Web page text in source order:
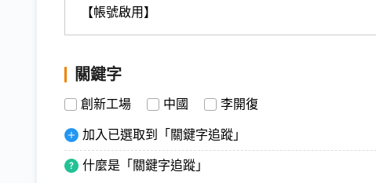
【帳號啟用】
關鍵字
創新工場 中國 李開復
加入已選取到「關鍵字追蹤」
什麼是「關鍵字追蹤」